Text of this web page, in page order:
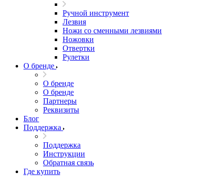
Ручной инструмент
Лезвия
Ножи со сменными лезвиями
Ножовки
Отвертки
Рулетки
О бренде
О бренде
О бренде
Партнеры
Реквизиты
Блог
Поддержка
Поддержка
Инструкции
Обратная связь
Где купить